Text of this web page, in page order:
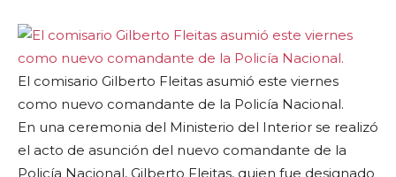
El comisario Gilberto Fleitas asumió este viernes
como nuevo comandante de la Policía Nacional.
En una ceremonia del Ministerio del Interior se realizó
el acto de asunción del nuevo comandante de la
Policía Nacional, Gilberto Fleitas, quien fue designado